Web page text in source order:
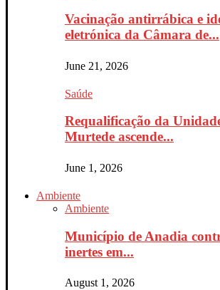
Vacinação antirrábica e
eletrónica da Câmara de...
June 21, 2026
Saúde
Requalificação da
Murtede ascende...
June 1, 2026
Ambiente
Ambiente
Município de Anadia
inertes em...
August 1, 2026